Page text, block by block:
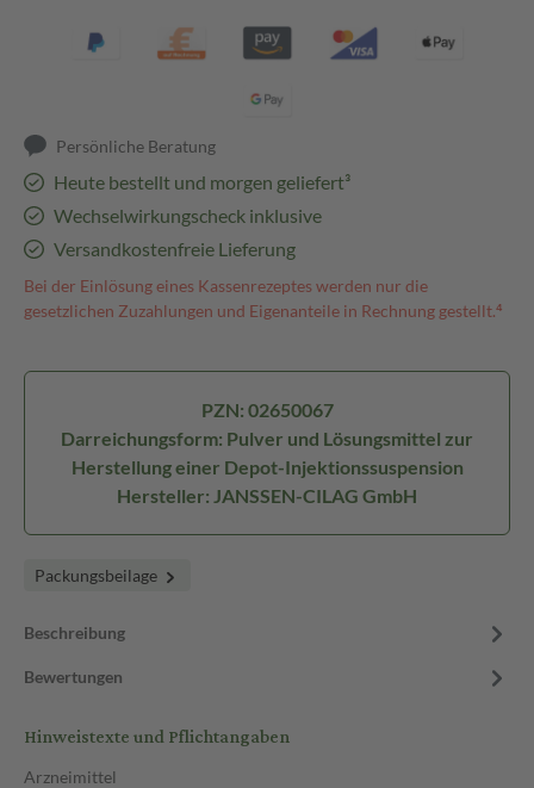
Persönliche Beratung
Heute bestellt und morgen geliefert³
Wechselwirkungscheck inklusive
Versandkostenfreie Lieferung
Bei der Einlösung eines Kassenrezeptes werden nur die
gesetzlichen Zuzahlungen und Eigenanteile in Rechnung gestellt.⁴
PZN: 02650067
Darreichungsform: Pulver und Lösungsmittel zur
Herstellung einer Depot-Injektionssuspension
Hersteller: JANSSEN-CILAG GmbH
Packungsbeilage
Beschreibung
Bewertungen
Hinweistexte und Pflichtangaben
Arzneimittel